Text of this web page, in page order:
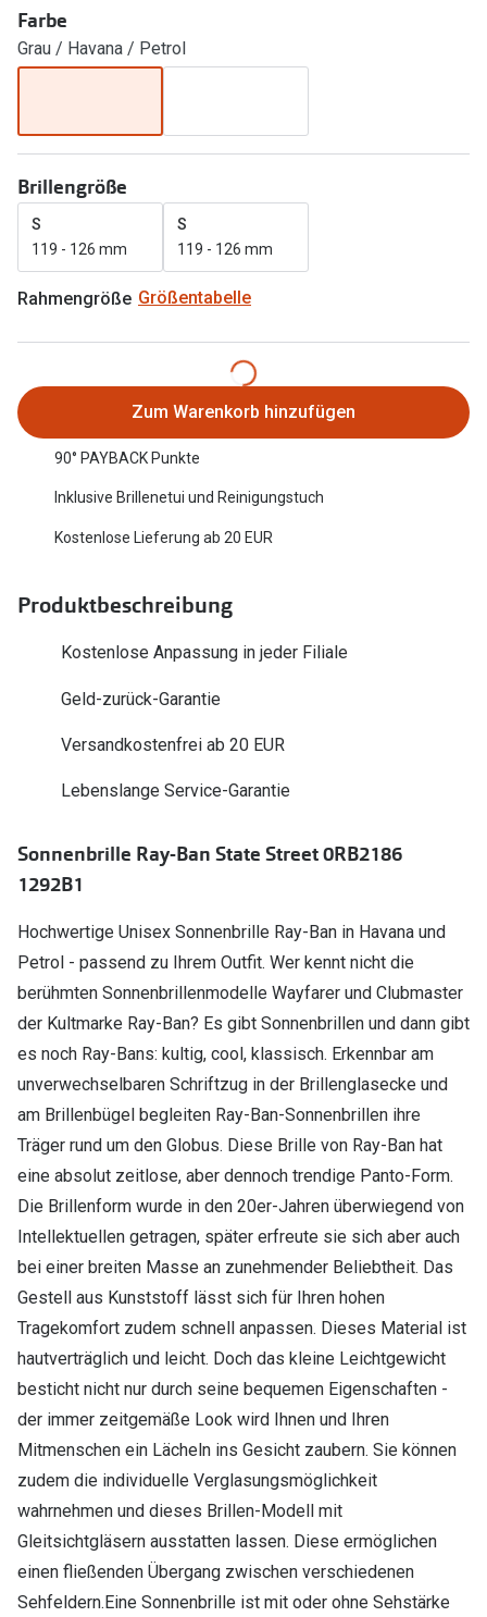
Ratgeber
Gleitsicht Ratgeber
Alle Brillen Ratgeber
Angebote
Brillen 2 für 1
Back to School: 50% auf die zweite Kinderbrille
Nuance Audio Brille
Ray-Ban Meta
Oakley Meta
Brillentrends 2026
Brillenglas Typen
Transitions Gläser
Blaulichtfilter
Stellest®-Brillengläser
Zubehör
Brillenbügel
Brillenetuis
Brillenkettchen
Zubehör
Farbe
Grau / Havana / Petrol
Brillengröße
S
119 - 126 mm
S
119 - 126 mm
Rahmengröße Größentabelle
Zum Warenkorb hinzufügen
90° PAYBACK Punkte
Inklusive Brillenetui und Reinigungstuch
Kostenlose Lieferung ab 20 EUR
Produktbeschreibung
Kostenlose Anpassung in jeder Filiale
Geld-zurück-Garantie
Versandkostenfrei ab 20 EUR
Lebenslange Service-Garantie
Sonnenbrille Ray-Ban State Street 0RB2186
1292B1
Hochwertige Unisex Sonnenbrille Ray-Ban in Havana und
Petrol - passend zu Ihrem Outfit. Wer kennt nicht die
berühmten Sonnenbrillenmodelle Wayfarer und Clubmaster
der Kultmarke Ray-Ban? Es gibt Sonnenbrillen und dann gibt
es noch Ray-Bans: kultig, cool, klassisch. Erkennbar am
unverwechselbaren Schriftzug in der Brillenglasecke und
am Brillenbügel begleiten Ray-Ban-Sonnenbrillen ihre
Träger rund um den Globus. Diese Brille von Ray-Ban hat
eine absolut zeitlose, aber dennoch trendige Panto-Form.
Die Brillenform wurde in den 20er-Jahren überwiegend von
Intellektuellen getragen, später erfreute sie sich aber auch
bei einer breiten Masse an zunehmender Beliebtheit. Das
Gestell aus Kunststoff lässt sich für Ihren hohen
Tragekomfort zudem schnell anpassen. Dieses Material ist
hautverträglich und leicht. Doch das kleine Leichtgewicht
besticht nicht nur durch seine bequemen Eigenschaften -
der immer zeitgemäße Look wird Ihnen und Ihren
Mitmenschen ein Lächeln ins Gesicht zaubern. Sie können
zudem die individuelle Verglasungsmöglichkeit
wahrnehmen und dieses Brillen-Modell mit
Gleitsichtgläsern ausstatten lassen. Diese ermöglichen
einen fließenden Übergang zwischen verschiedenen
Sehfeldern.Eine Sonnenbrille ist mit oder ohne Sehstärke